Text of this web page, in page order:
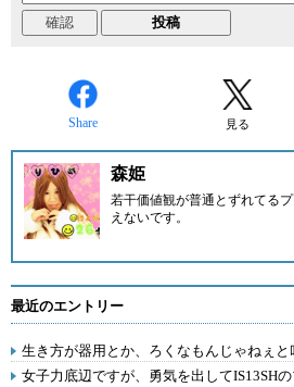
Share 見る
森姫
若干価値観が普通とずれてる
えないです。
最近のエントリー
生き方が器用とか、ろくなもんじゃねぇと
女子力底辺ですが、勇気を出してIS13SH